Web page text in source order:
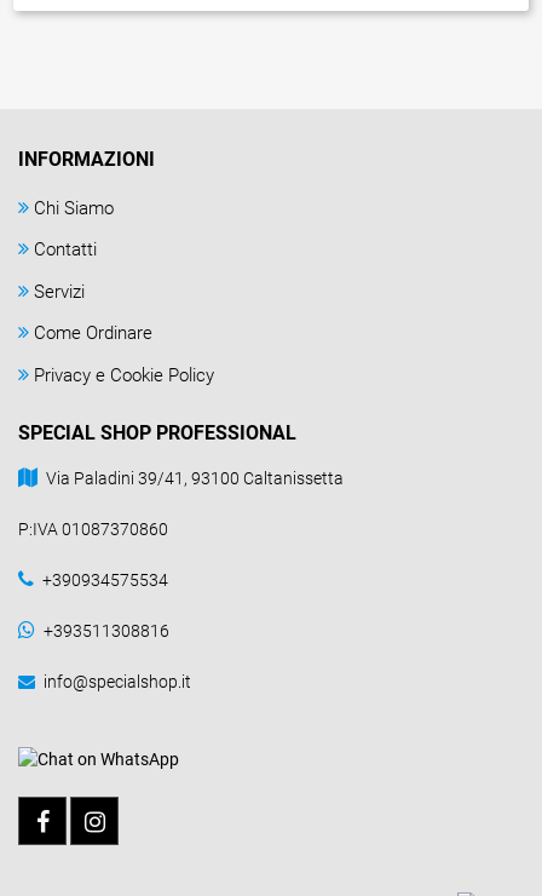
INFORMAZIONI
Chi Siamo
Contatti
Servizi
Come Ordinare
Privacy e Cookie Policy
SPECIAL SHOP PROFESSIONAL
Via Paladini 39/41, 93100 Caltanissetta
P:IVA 01087370860
+390934575534
+393511308816
info@specialshop.it